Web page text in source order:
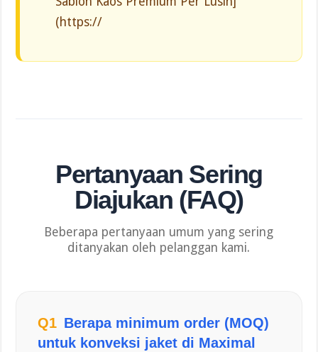
(https://
Pertanyaan Sering
Diajukan (FAQ)
Beberapa pertanyaan umum yang sering
ditanyakan oleh pelanggan kami.
Q1 Berapa minimum order (MOQ)
untuk konveksi jaket di Maximal